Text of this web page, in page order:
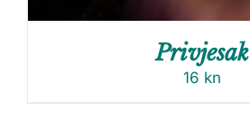
Privjesak
16 kn